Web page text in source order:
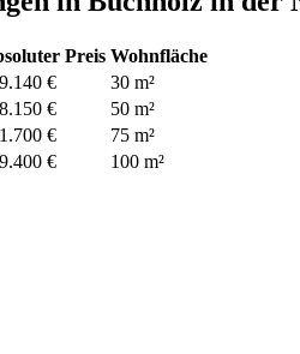
Preis Wohnfläche
€
30 m²
€
50 m²
€
75 m²
€ 100 m²